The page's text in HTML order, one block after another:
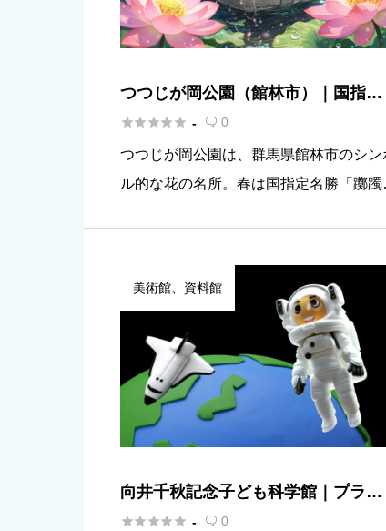
つつじが岡公園（館林市）｜国指定
名勝「躑躅ヶ岡」と城沼の四季を楽
 -  0
つつじが岡公園は、群馬県館林市のシン
ル的な花の名所。春は国指定名勝「躑躅
楽しめるのが特徴です。 「つ […]
美術館、資料館
向井千秋記念子ども科学館｜プラネ
タリウムと体験展示で親子の好奇心
 -  0